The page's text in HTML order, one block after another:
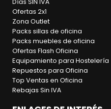
Ofertas 2x1
Zona Outlet
Packs sillas de oficina
Packs muebles de oficina
Ofertas Flash Oficina
Equipamiento para Hostelería
Repuestos para Oficina
Top Ventas en Oficina
Rebajas Sin IVA